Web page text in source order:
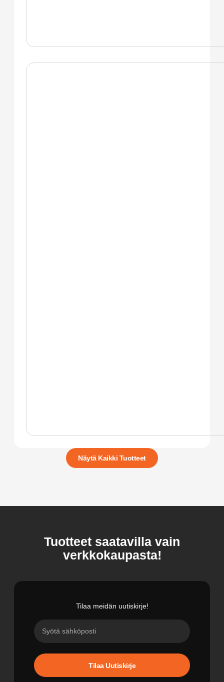
Näytä Kaikki Tuotteet
Tuotteet saatavilla vain
verkkokaupasta!
Tilaa meidän uutiskirje!
Tilaa Uutiskirje